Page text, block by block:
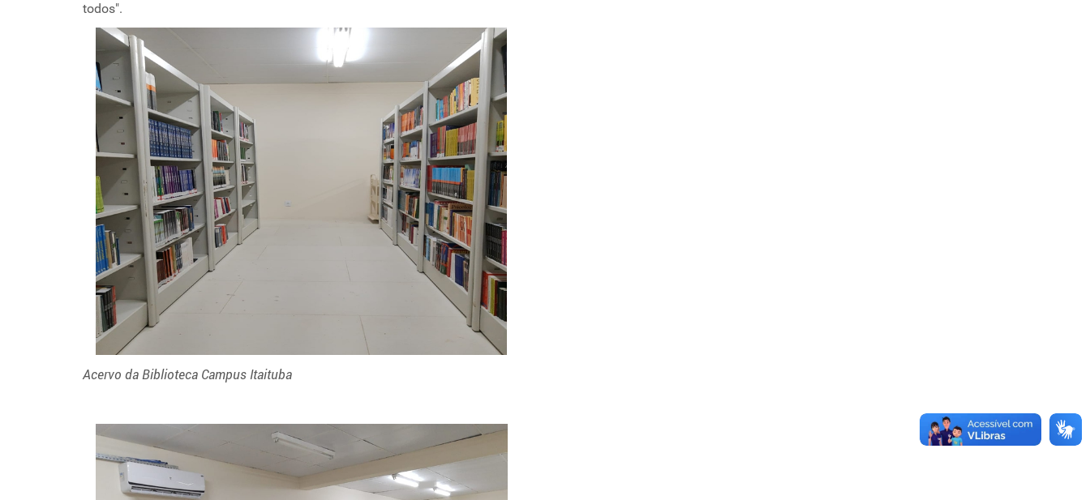
todos".
Acervo da Biblioteca Campus Itaituba